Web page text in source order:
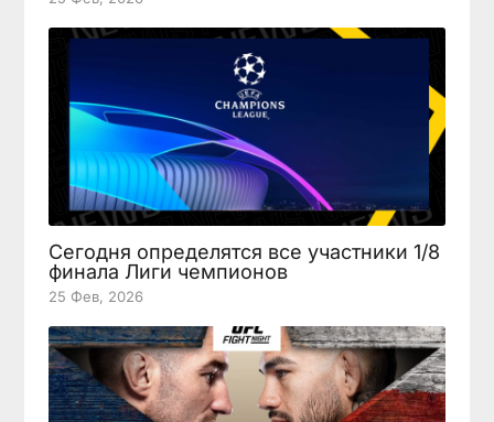
Сегодня определятся все участники 1/8
финала Лиги чемпионов
25 Фев, 2026